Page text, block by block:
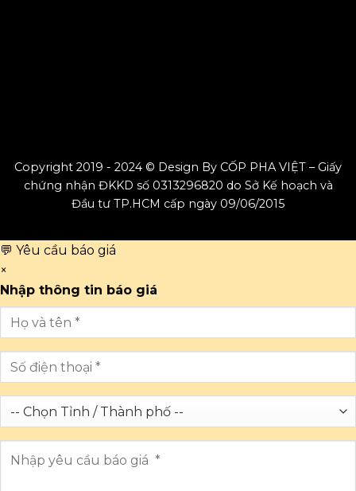
Copyright 2019 - 2024 © Design By CỐP PHA VIỆT – Giấy
chứng nhận ĐKKD số 0313296820 do Sở Kế hoạch và
Đầu tư TP.HCM cấp ngày 09/06/2015
💬 Yêu cầu báo giá
×
Nhập thông tin báo giá